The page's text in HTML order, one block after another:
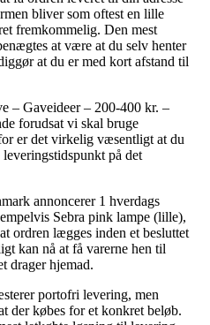
bliver som oftest en lille
fremkommelig. Den mest
at være at du selv henter
at du er med kort afstand til
– Gaveideer – 200-400 kr. –
forudsat vi skal bruge
er det virkelig væsentligt at du
på det
annoncerer 1 hverdags
Sebra pink lampe (lille),
ordren lægges inden et besluttet
kan nå at få varerne hen til
drager hjemad.
portofri levering, men
der købes for et konkret beløb.